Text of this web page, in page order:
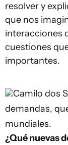
resolver y
que nos
interacciones
cuestiones
importantes.
Camilo dos
demandas,
mundiales.
¿Qué nuevas